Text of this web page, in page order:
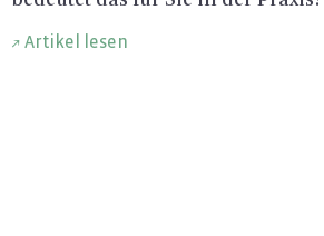
Artikel lesen